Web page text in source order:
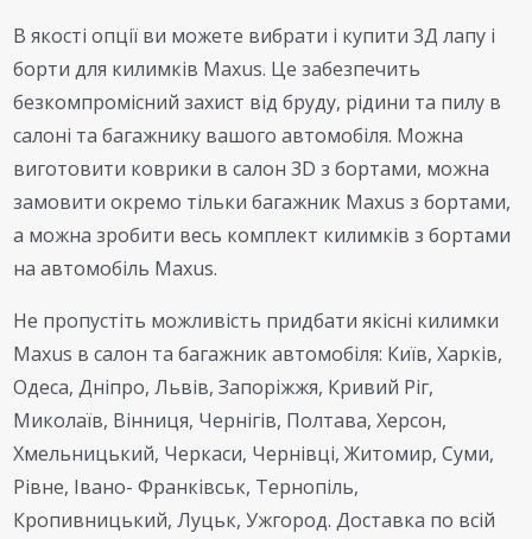
В якості опції ви можете вибрати і купити 3Д лапу і
борти для килимків Maxus. Це забезпечить
безкомпромісний захист від бруду, рідини та пилу в
салоні та багажнику вашого автомобіля. Можна
виготовити коврики в салон 3D з бортами, можна
замовити окремо тільки багажник Maxus з бортами,
а можна зробити весь комплект килимків з бортами
на автомобіль Maxus.
Не пропустіть можливість придбати якісні килимки
Maxus в салон та багажник автомобіля: Київ, Харків,
Одеса, Дніпро, Львів, Запоріжжя, Кривий Ріг,
Миколаїв, Вінниця, Чернігів, Полтава, Херсон,
Хмельницький, Черкаси, Чернівці, Житомир, Суми,
Рівне, Івано- Франківськ, Тернопіль,
Кропивницький, Луцьк, Ужгород. Доставка по всій